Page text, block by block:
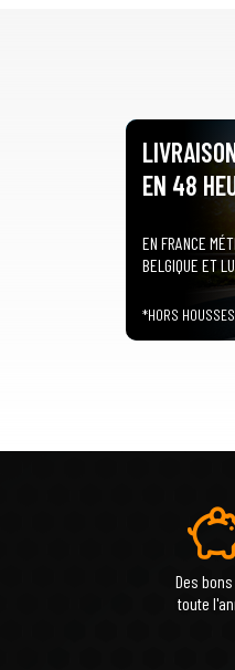
EN 48
EN FRANCE
BELGIQUE ET
*HORS
Des
toute